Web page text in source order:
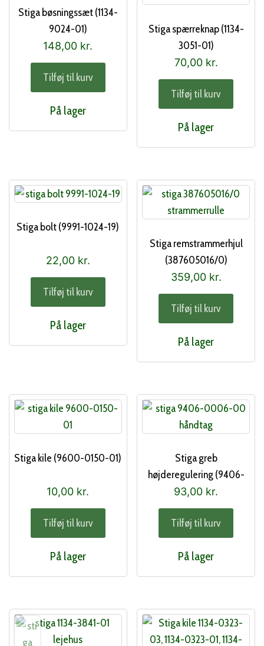
Stiga bøsningssæt (1134-
9024-01)
148,00 kr.
Tilføj til kurv
På lager
Stiga spærreknap (1134-
3051-01)
70,00 kr.
Tilføj til kurv
På lager
Stiga bolt (9991-1024-19)
22,00 kr.
Tilføj til kurv
På lager
Stiga remstrammerhjul
(387605016/0)
359,00 kr.
Tilføj til kurv
På lager
Stiga kile (9600-0150-01)
10,00 kr.
Tilføj til kurv
På lager
Stiga greb
højderegulering (9406-
0006-00)
93,00 kr.
Tilføj til kurv
På lager